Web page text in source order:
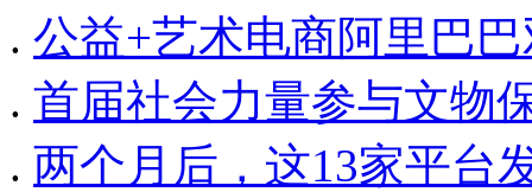
. 公益+艺术电商阿里巴
. 首届社会力量参与文物
. 两个月后，这13家平台